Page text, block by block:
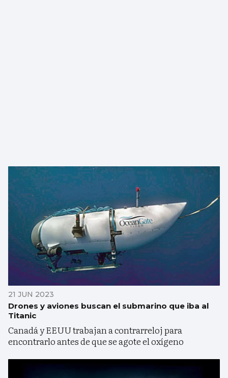
21 JUN 2023
Drones y aviones buscan el submarino que iba al
Titanic
Canadá y EEUU trabajan a contrarreloj para
encontrarlo antes de que se agote el oxígeno